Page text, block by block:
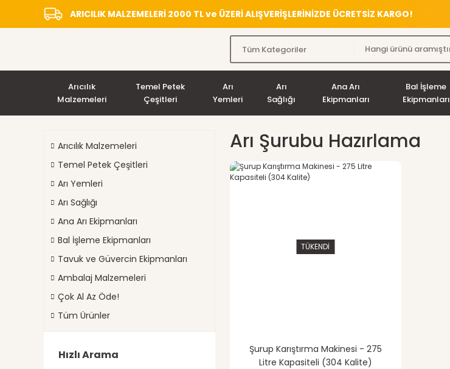
ARICILIK MALZEMELERİ 2000 TL ve ÜZERİ ALIŞVERİŞLERİNİZDE ÜCRETSİZ KARGO!
Arıcılık
Malzemeleri
Temel Petek
Çeşitleri
Arı
Yemleri
Arı
Sağlığı
Ana Arı
Ekipmanları
Bal İşleme
Ekipmanları
Arıcılık Malzemeleri
Temel Petek Çeşitleri
Arı Yemleri
Arı Sağlığı
Ana Arı Ekipmanları
Bal İşleme Ekipmanları
Tavuk ve Güvercin Ekipmanları
Ambalaj Malzemeleri
Çok Al Az Öde!
Tüm Ürünler
Hızlı Arama
Arı Şurubu Hazırlama
TÜKENDİ
Şurup Karıştırma Makinesi - 275
Litre Kapasiteli (304 Kalite)